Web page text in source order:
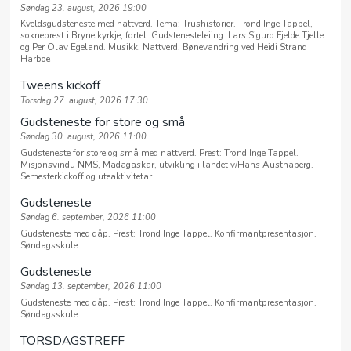
Søndag 23. august, 2026 19:00
Kveldsgudsteneste med nattverd. Tema: Trushistorier. Trond Inge Tappel,
sokneprest i Bryne kyrkje, fortel. Gudstenesteleiing: Lars Sigurd Fjelde Tjelle
og Per Olav Egeland. Musikk. Nattverd. Bønevandring ved Heidi Strand
Harboe
Tweens kickoff
Torsdag 27. august, 2026 17:30
Gudsteneste for store og små
Søndag 30. august, 2026 11:00
Gudsteneste for store og små med nattverd. Prest: Trond Inge Tappel.
Misjonsvindu NMS, Madagaskar, utvikling i landet v/Hans Austnaberg.
Semesterkickoff og uteaktivitetar.
Gudsteneste
Søndag 6. september, 2026 11:00
Gudsteneste med dåp. Prest: Trond Inge Tappel. Konfirmantpresentasjon.
Søndagsskule.
Gudsteneste
Søndag 13. september, 2026 11:00
Gudsteneste med dåp. Prest: Trond Inge Tappel. Konfirmantpresentasjon.
Søndagsskule.
TORSDAGSTREFF